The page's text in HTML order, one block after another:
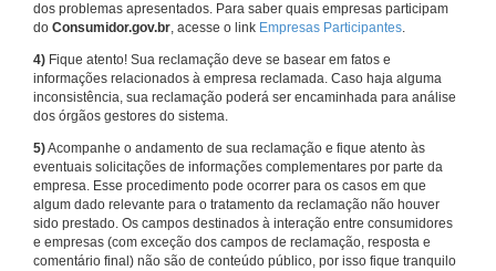
dos problemas apresentados. Para saber quais empresas participam
do Consumidor.gov.br, acesse o link Empresas Participantes.
4) Fique atento! Sua reclamação deve se basear em fatos e
informações relacionados à empresa reclamada. Caso haja alguma
inconsistência, sua reclamação poderá ser encaminhada para análise
dos órgãos gestores do sistema.
5)Acompanhe o andamento de sua reclamação e fique atento às
eventuais solicitações de informações complementares por parte da
empresa. Esse procedimento pode ocorrer para os casos em que
algum dado relevante para o tratamento da reclamação não houver
sido prestado. Os campos destinados à interação entre consumidores
e empresas (com exceção dos campos de reclamação, resposta e
comentário final) não são de conteúdo público, por isso fique tranquilo